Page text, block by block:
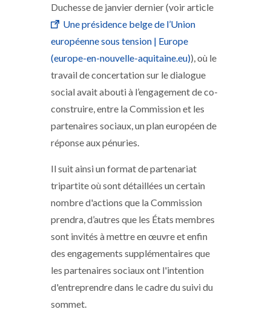
Duchesse de janvier dernier (voir article
Une présidence belge de l’Union
européenne sous tension | Europe
(europe-en-nouvelle-aquitaine.eu)), où le
travail de concertation sur le dialogue
social avait abouti à l’engagement de co-
construire, entre la Commission et les
partenaires sociaux, un plan européen de
réponse aux pénuries.
Il suit ainsi un format de partenariat
tripartite où sont détaillées un certain
nombre d'actions que la Commission
prendra, d’autres que les États membres
sont invités à mettre en œuvre et enfin
des engagements supplémentaires que
les partenaires sociaux ont l'intention
d'entreprendre dans le cadre du suivi du
sommet.